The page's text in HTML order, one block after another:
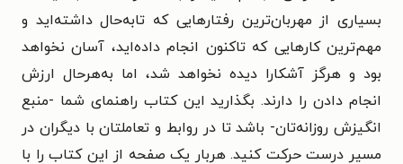
بسیاری از مهربان‌ترین رفتارهایی که تابه‌حال داشته‌اید و
مهم‌ترین کارهایی که تاکنون انجام داده‌اید، آسان نخواهد
بود و هرگز آشکارا دیده نخواهد شد، اما به‌هرحال ارزش
انجام دادن را دارند. بگذارید این کتاب راهنمای شما -منبع
انگیزش روزانه‌تان- باشد تا در روابط و تعاملتان با دیگران در
مسیر درست حرکت کنید. هربار یک صفحه از این کتاب را با